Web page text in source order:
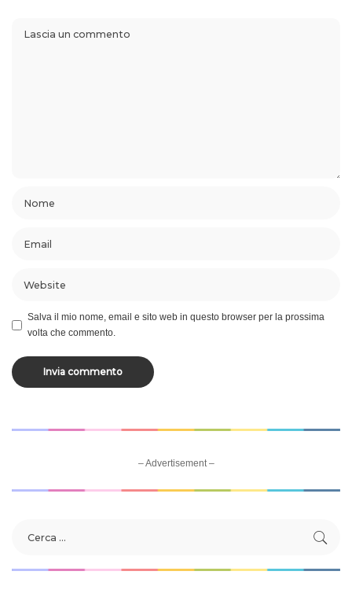
Salva il mio nome, email e sito web in questo browser per la prossima
volta che commento.
– Advertisement –